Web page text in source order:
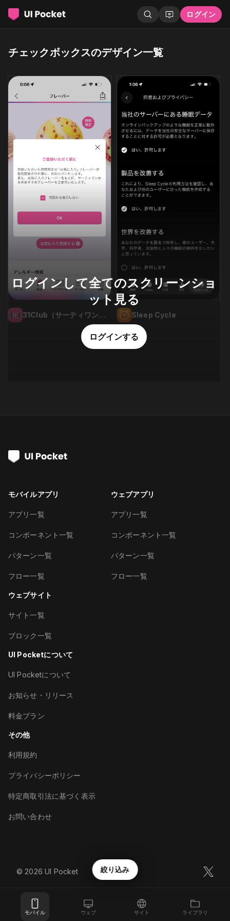
ログイン
モバイル ウェブ サイト ライブラリ
絞り込み
チェックボックスのデザイン一覧
31Club（サーティワン公式アプリ） Sleep Cycle
ログインして全てのスクリーンショ
ット見る
ログインする
モバイルアプリ
アプリ一覧
コンポーネント一覧
パターン一覧
フロー一覧
ウェブアプリ
アプリ一覧
コンポーネント一覧
パターン一覧
フロー一覧
ウェブサイト
サイト一覧
ブロック一覧
UI Pocketについて
UI Pocketについて
お知らせ・リリース
料金プラン
その他
利用規約
プライバシーポリシー
特定商取引法に基づく表示
お問い合わせ
©︎ 2026 UI Pocket